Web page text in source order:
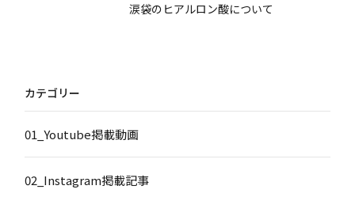
涙袋のヒアルロン酸について
カテゴリー
01_Youtube掲載動画
02_Instagram掲載記事